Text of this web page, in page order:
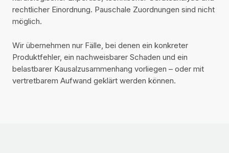
rechtlicher Einordnung. Pauschale Zuordnungen sind nicht
möglich.
Wir übernehmen nur Fälle, bei denen ein konkreter
Produktfehler, ein nachweisbarer Schaden und ein
belastbarer Kausalzusammenhang vorliegen – oder mit
vertretbarem Aufwand geklärt werden können.